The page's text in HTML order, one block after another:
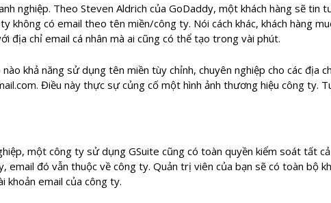
nghiệp. Theo Steven Aldrich của GoDaddy, một khách hàng sẽ
không có email theo tên miền/công ty. Nói cách khác, khách hàng
địa chỉ email cá nhân mà ai cũng có thể tạo trong vài phút.
khả năng sử dụng tên miền tùy chỉnh, chuyên nghiệp cho các địa
Điều này thực sự củng cố một hình ảnh thương hiệu công ty.
một công ty sử dụng GSuite cũng có toàn quyền kiểm soát tất
email đó vẫn thuộc về công ty. Quản trị viên của bạn sẽ có toàn bộ
khoản email của công ty.